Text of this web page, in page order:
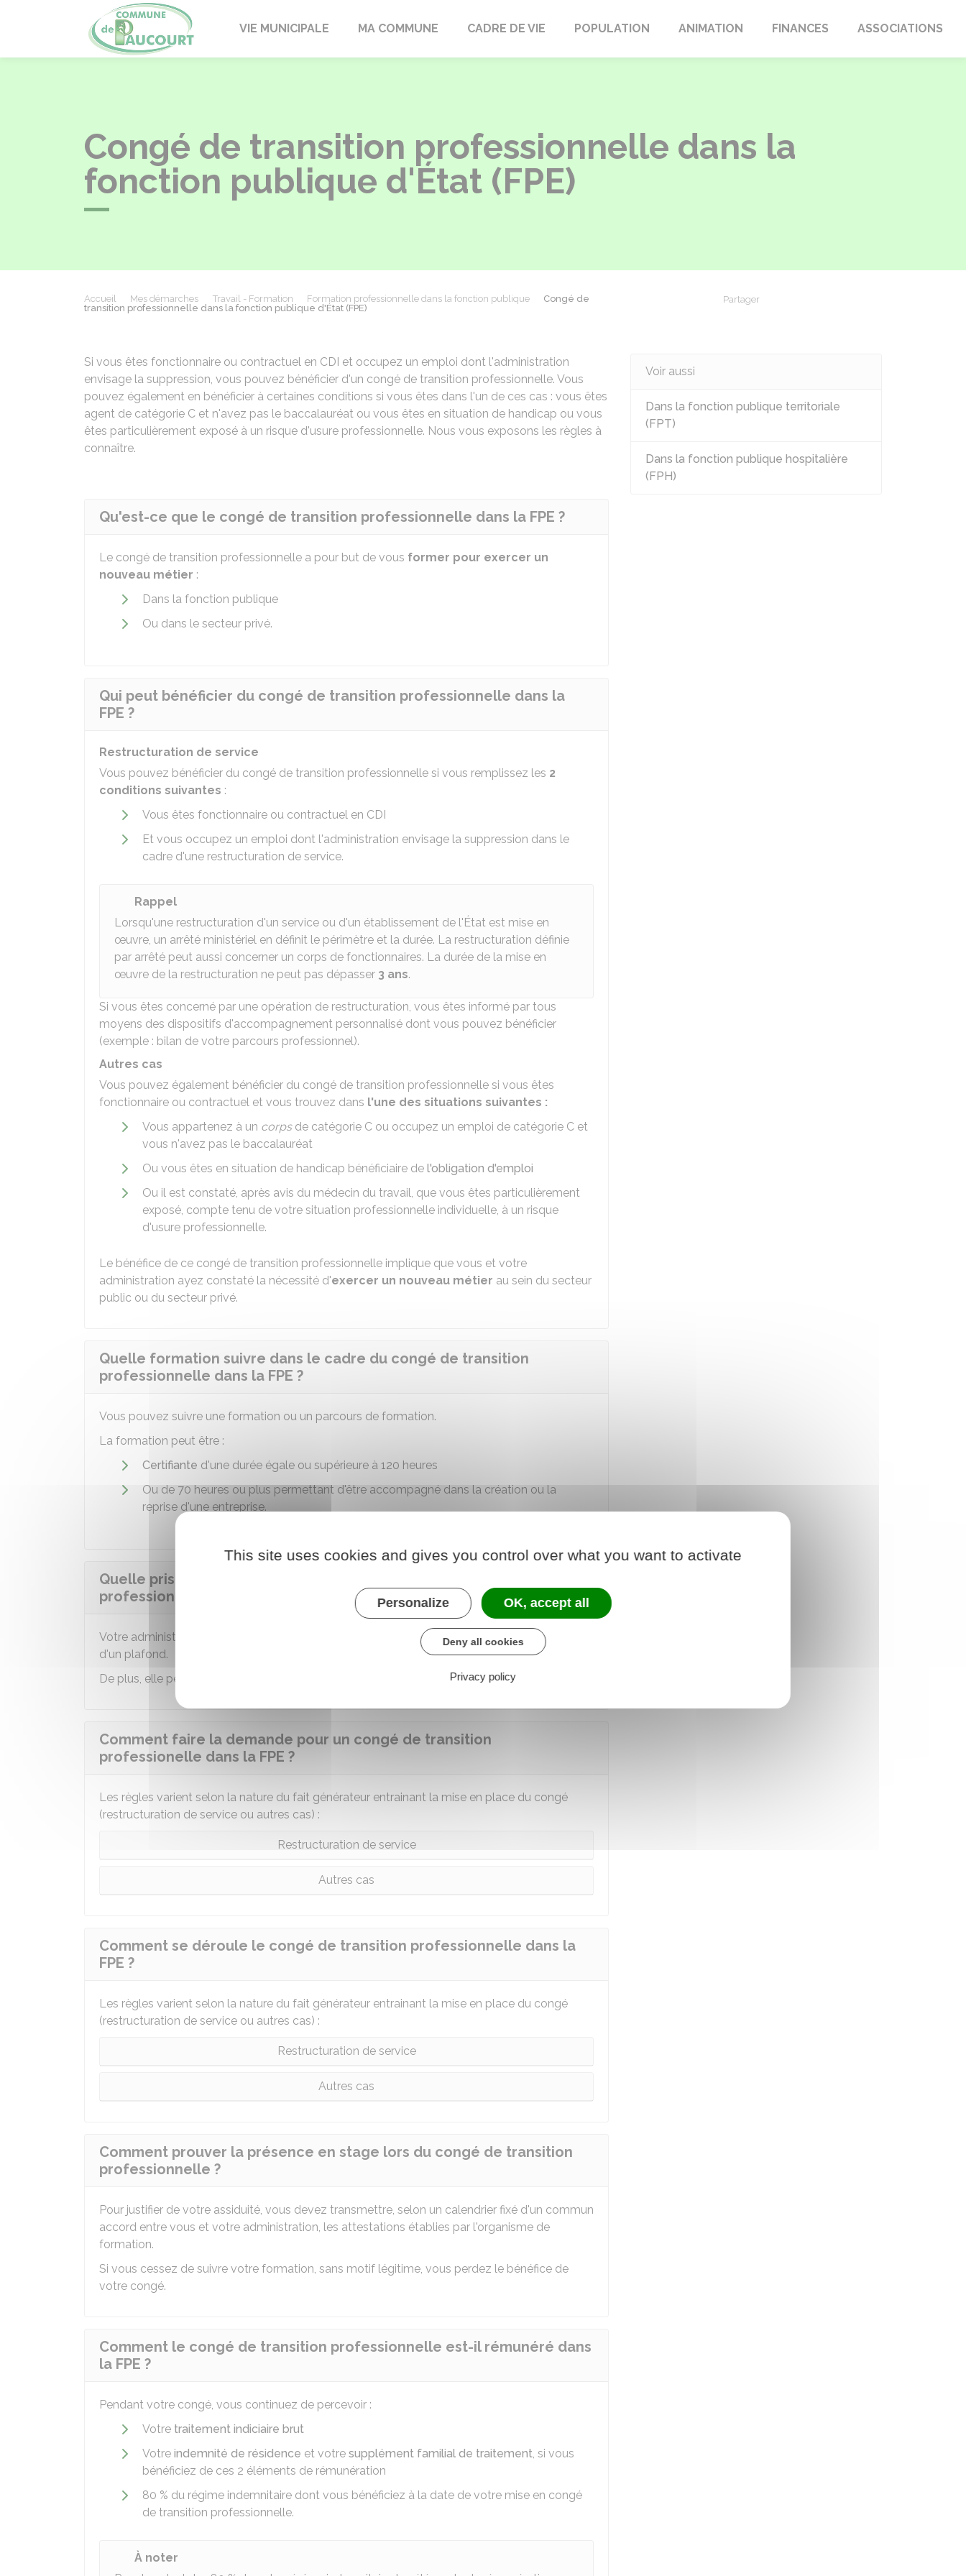
PaucourtVIE MUNICIPALE MA COMMUNE CADRE DE VIE POPULATION ANIMATION FINANCES ASSOCIATIONS
Congé de transition professionnelle dans la
fonction publique d'État (FPE)
Accueil Mes démarches Travail - Formation Formation professionnelle dans la fonction publique
Congé de
transition professionnelle dans la fonction publique d'État (FPE)
Partager
Si vous êtes fonctionnaire ou contractuel en CDI et occupez un emploi dont l'administration
envisage la suppression, vous pouvez bénéficier d'un congé de transition professionnelle. Vous
pouvez également en bénéficier à certaines conditions si vous êtes dans l'un de ces cas : vous êtes
agent de catégorie C et n'avez pas le baccalauréat ou vous êtes en situation de handicap ou vous
êtes particulièrement exposé à un risque d'usure professionnelle. Nous vous exposons les règles à
connaître.
Qu'est-ce que le congé de transition professionnelle dans la FPE ?
Le congé de transition professionnelle a pour but de vous former pour exercer un
nouveau métier :
Dans la fonction publique
Ou dans le secteur privé.
Qui peut bénéficier du congé de transition professionnelle dans la
FPE ?
Restructuration de service
Vous pouvez bénéficier du congé de transition professionnelle si vous remplissez les 2
conditions suivantes :
Vous êtes fonctionnaire ou contractuel en CDI
Et vous occupez un emploi dont l'administration envisage la suppression dans le
cadre d'une restructuration de service.
Rappel
Lorsqu'une restructuration d'un service ou d'un établissement de l'État est mise en
œuvre, un arrêté ministériel en définit le périmètre et la durée. La restructuration définie
par arrêté peut aussi concerner un corps de fonctionnaires. La durée de la mise en
œuvre de la restructuration ne peut pas dépasser 3 ans.
Si vous êtes concerné par une opération de restructuration, vous êtes informé par tous
moyens des dispositifs d'accompagnement personnalisé dont vous pouvez bénéficier
(exemple : bilan de votre parcours professionnel).
Autres cas
Vous pouvez également bénéficier du congé de transition professionnelle si vous êtes
fonctionnaire ou contractuel et vous trouvez dans l'une des situations suivantes :
Vous appartenez à un corpsde catégorie C ou occupez un emploi de catégorie C et
vous n'avez pas le baccalauréat
Ou vous êtes en situation de handicap bénéficiaire de l'obligation d'emploi
Ou il est constaté, après avis du médecin du travail, que vous êtes particulièrement
exposé, compte tenu de votre situation professionnelle individuelle, à un risque
d'usure professionnelle.
Le bénéfice de ce congé de transition professionnelle implique que vous et votre
administration ayez constaté la nécessité d'exercer un nouveau métier au sein du secteur
public ou du secteur privé.
Quelle formation suivre dans le cadre du congé de transition
professionnelle dans la FPE ?
Vous pouvez suivre une formation ou un parcours de formation.
La formation peut être :
Certifiante d'une durée égale ou supérieure à 120 heures
Ou de 70 heures ou plus permettant d'être accompagné dans la création ou la
reprise d'une entreprise.
Quelle prise en charge financière pour un congé de transition
professionnelle dans la FPE ?
Votre administration prend en charge les frais de formation, éventuellement dans la limite
d'un plafond.
De plus, elle peut prendre en charge les frais liés à vos déplacements.
Comment faire la demande pour un congé de transition
professionelle dans la FPE ?
Les règles varient selon la nature du fait générateur entrainant la mise en place du congé
(restructuration de service ou autres cas) :
Restructuration de service
Autres cas
Comment se déroule le congé de transition professionnelle dans la
FPE ?
Les règles varient selon la nature du fait générateur entrainant la mise en place du congé
(restructuration de service ou autres cas) :
Restructuration de service
Autres cas
Comment prouver la présence en stage lors du congé de transition
professionnelle ?
Pour justifier de votre assiduité, vous devez transmettre, selon un calendrier fixé d'un commun
accord entre vous et votre administration, les attestations établies par l'organisme de
formation.
Si vous cessez de suivre votre formation, sans motif légitime, vous perdez le bénéfice de
votre congé.
Comment le congé de transition professionnelle est-il rémunéré dans
la FPE ?
Pendant votre congé, vous continuez de percevoir :
Votre traitement indiciaire brut
Votre indemnité de résidence et votre supplément familial de traitement, si vous
bénéficiez de ces 2 éléments de rémunération
80 % du régime indemnitaire dont vous bénéficiez à la date de votre mise en congé
de transition professionnelle.
À noter
Voir aussi
Dans la fonction publique territoriale
(FPT)
Dans la fonction publique hospitalière
(FPH)
This site uses cookies and gives you control over what you want to activate
Personalize OK, accept all
Deny all cookies
Privacy policy